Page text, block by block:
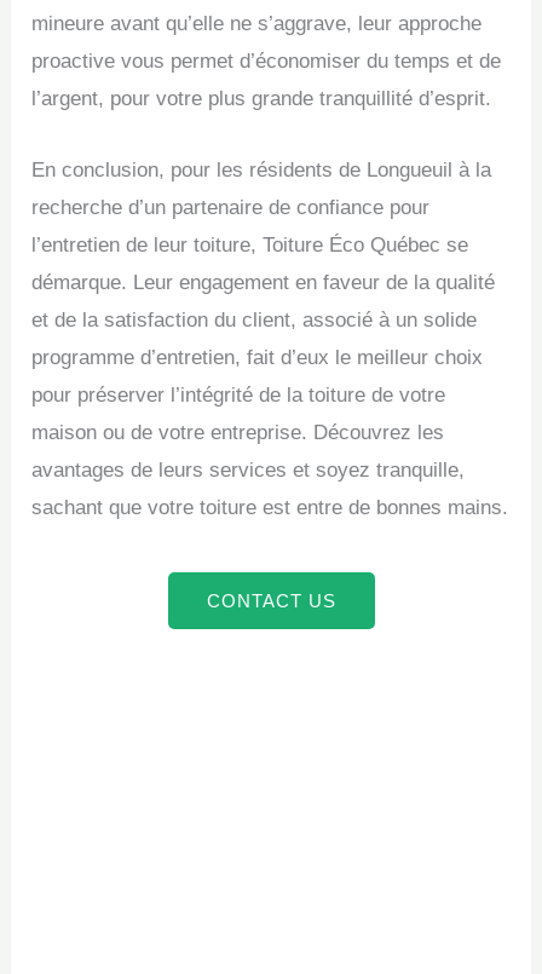
mineure avant qu’elle ne s’aggrave, leur approche
proactive vous permet d’économiser du temps et de
l’argent, pour votre plus grande tranquillité d’esprit.
En conclusion, pour les résidents de Longueuil à la
recherche d’un partenaire de confiance pour
l’entretien de leur toiture, Toiture Éco Québec se
démarque. Leur engagement en faveur de la qualité
et de la satisfaction du client, associé à un solide
programme d’entretien, fait d’eux le meilleur choix
pour préserver l’intégrité de la toiture de votre
maison ou de votre entreprise. Découvrez les
avantages de leurs services et soyez tranquille,
sachant que votre toiture est entre de bonnes mains.
CONTACT US